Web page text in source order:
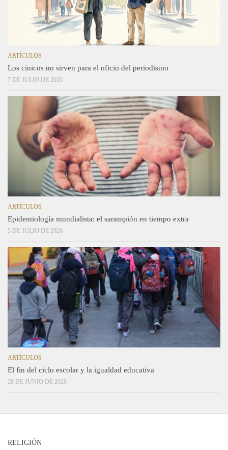
ARTÍCULOS
Los cínicos no sirven para el oficio del periodismo
7 DE JULIO DE 2026
ARTÍCULOS
Epidemiología mundialista: el sarampión en tiempo extra
5 DE JULIO DE 2026
ARTÍCULOS
El fin del ciclo escolar y la igualdad educativa
28 DE JUNIO DE 2026
RELIGIÓN